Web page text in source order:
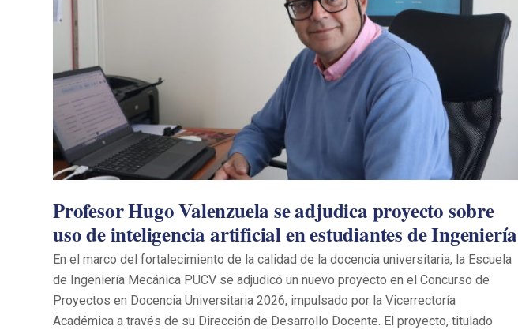
Profesor Hugo Valenzuela se adjudica proyecto sobre
uso de inteligencia artificial en estudiantes de Ingeniería
En el marco del fortalecimiento de la calidad de la docencia universitaria, la Escuela
de Ingeniería Mecánica PUCV se adjudicó un nuevo proyecto en el Concurso de
Proyectos en Docencia Universitaria 2026, impulsado por la Vicerrectoría
Académica a través de su Dirección de Desarrollo Docente. El proyecto, titulado